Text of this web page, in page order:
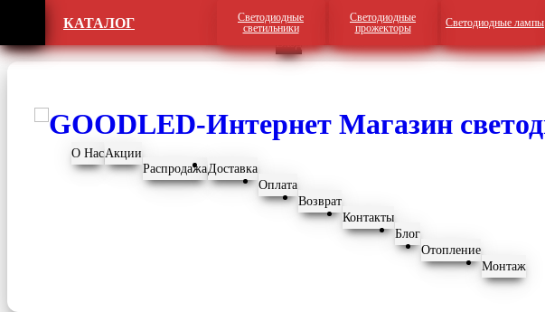
КАТАЛОГ
Светодиодные
светильники
Светодиодные
прожекторы
Светодиодные лампы
Регистрация
О НасАкции
РаспродажаДоставка
Оплата
Возврат
Контакты
Блог
Отопление
Монтаж